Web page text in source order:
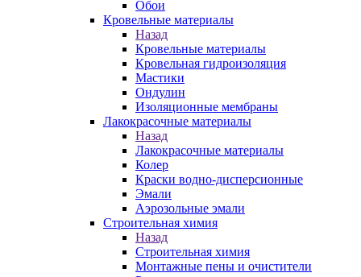
Обои
Кровельные материалы
Назад
Кровельные материалы
Кровельная гидроизоляция
Мастики
Ондулин
Изоляционные мембраны
Лакокрасочные материалы
Назад
Лакокрасочные материалы
Колер
Краски водно-дисперсионные
Эмали
Аэрозольные эмали
Строительная химия
Назад
Строительная химия
Монтажные пены и очистители